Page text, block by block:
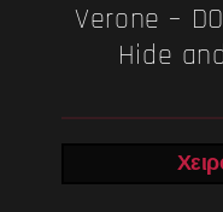
Verone –
Hide